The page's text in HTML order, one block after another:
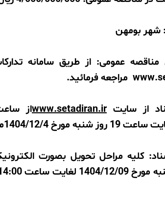
شهر بومهن
مناقصه عمومی: از طریق سامانه
مراجعه فرمائید.
از سایت www.setadiran.ir
کلیه مراحل تحویل بصورت